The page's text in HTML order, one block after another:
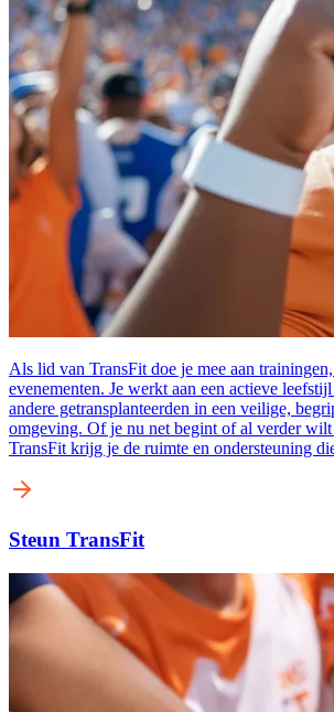
Als lid van TransFit doe je mee aan
evenementen. Je werkt aan een actieve
andere getransplanteerden in een veilige,
omgeving. Of je nu net begint of al verder
TransFit krijg je de ruimte en ondersteuning
Steun TransFit